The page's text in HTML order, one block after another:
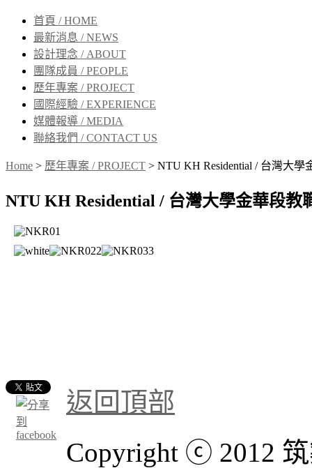
首頁 / HOME
最新消息 / NEWS
設計理念 / ABOUT
團隊成員 / PEOPLE
歷年專案 / PROJECT
國際經驗 / EXPERIENCE
媒體報導 / MEDIA
聯絡我們 / CONTACT US
Home > 歷年專案 / PROJECT > NTU KH Residential / 台灣大學
NTU KH Residential / 台灣大學金華段教
返回頂部
Copyright ⓒ 2012